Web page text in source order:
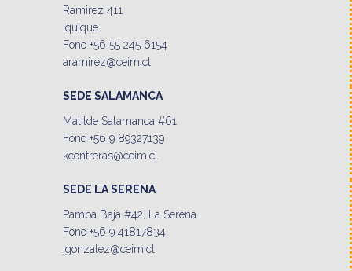
Ramirez 411
Iquique
Fono +56 55 245 6154
aramirez@ceim.cl
SEDE SALAMANCA
Matilde Salamanca #61
Fono +56 9 89327139
kcontreras@ceim.cl
SEDE LA SERENA
Pampa Baja #42, La Serena
Fono +56 9 41817834
jgonzalez@ceim.cl